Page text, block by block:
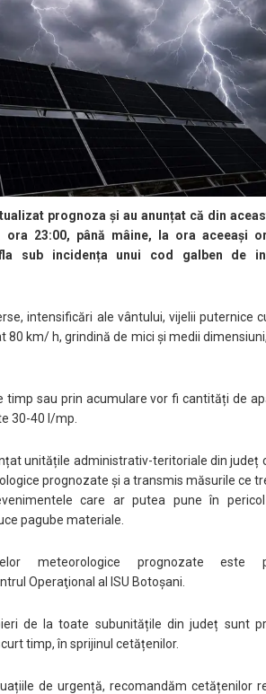
prognoza și au anunțat că din
23:00, până mâine, la ora aceeași
sub incidența unui cod galben de
intensificări ale vântului, vijelii puternice
80 km/ h, grindină de mici și medii
timp sau prin acumulare vor fi cantități de
30-40 l/mp.
unitățile administrativ-teritoriale din județ
prognozate și a transmis măsurile ce
care ar putea pune în pericol
pagube materiale.
meteorologice prognozate este
Operaţional al ISU Botoșani.
de la toate subunitățile din județ sunt
timp, în sprijinul cetățenilor.
de urgență, recomandăm cetățenilor